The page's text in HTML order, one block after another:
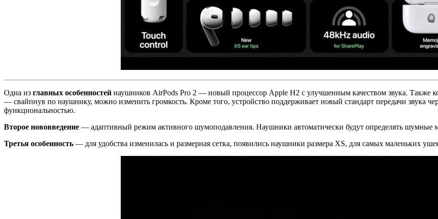
Одна из главных особенностей наушников AirPods Pro 2 — новый процессор Apple H2 с улучшенным качеством звука. Также
— свайпнув по наушнику, можно изменить громкость. Кроме того, устройство поддерживает новый стандарт передачи звука
функциональностью.
Второе нововведение — адаптивный режим активного шумоподавления. Наушники автоматически будут определять шумные
Третья особенность — для удобства изменилась и размерная сетка, появились наушники размера XS, для самых маленьких